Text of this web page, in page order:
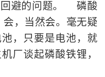
回避的问题。 磷酸
，当然会。毫无疑
，只要是电池，就
厂谈起磷酸铁锂，